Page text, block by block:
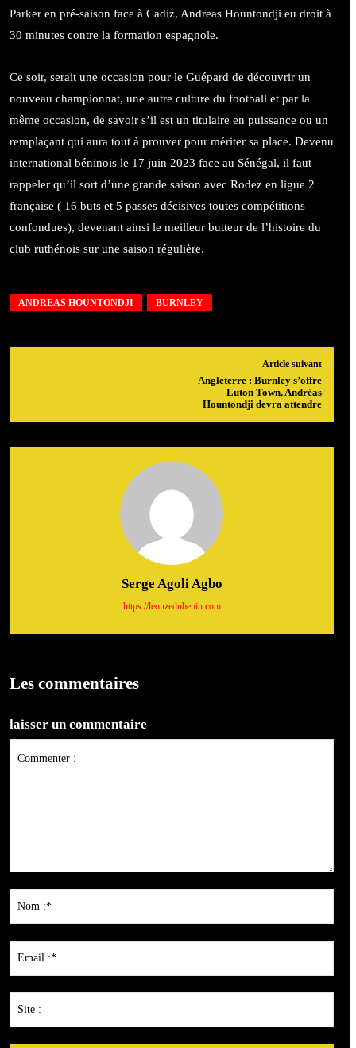
Parker en pré-saison face à Cadiz, Andreas Hountondji eu droit à
30 minutes contre la formation espagnole.
Ce soir, serait une occasion pour le Guépard de découvrir un
nouveau championnat, une autre culture du football et par la
même occasion, de savoir s’il est un titulaire en puissance ou un
remplaçant qui aura tout à prouver pour mériter sa place. Devenu
international béninois le 17 juin 2023 face au Sénégal, il faut
rappeler qu’il sort d’une grande saison avec Rodez en ligue 2
française ( 16 buts et 5 passes décisives toutes compétitions
confondues), devenant ainsi le meilleur butteur de l’histoire du
club ruthénois sur une saison régulière.
ANDREAS HOUNTONDJI BURNLEY
Article suivant
Angleterre : Burnley s’offre
Luton Town, Andréas
Hountondji devra attendre
Serge Agoli Agbo
https://leonzedubenin.com
Les commentaires
laisser un commentaire